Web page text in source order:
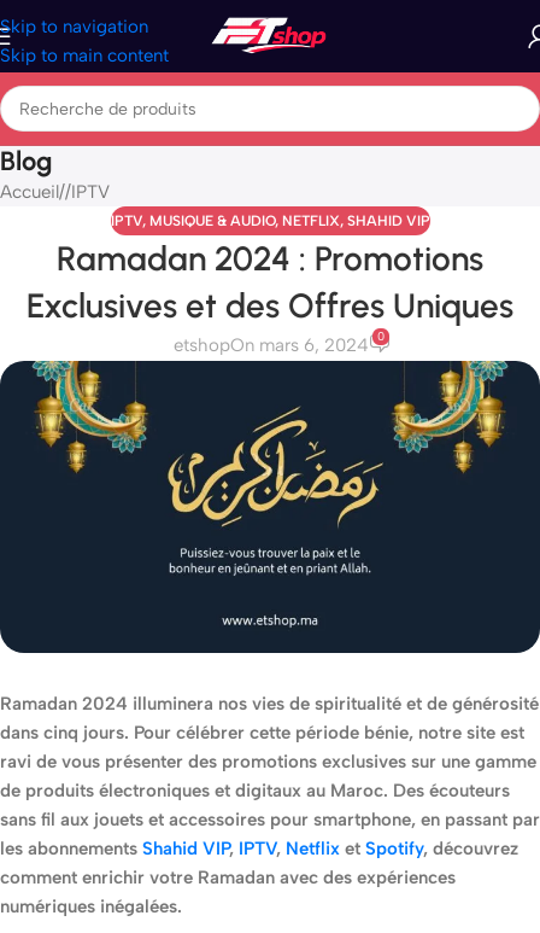
Skip to navigation
Skip to main content
Blog
Accueil/ IPTV
IPTV, MUSIQUE & AUDIO, NETFLIX, SHAHID VIP
Ramadan 2024 : Promotions
Exclusives et des Offres Uniques
etshopOn mars 6, 2024 0
Ramadan 2024 illuminera nos vies de spiritualité et de générosité
dans cinq jours. Pour célébrer cette période bénie, notre site est
ravi de vous présenter des promotions exclusives sur une gamme
de produits électroniques et digitaux au Maroc. Des écouteurs
sans fil aux jouets et accessoires pour smartphone, en passant par
les abonnements Shahid VIP, IPTV, Netflix et Spotify, découvrez
comment enrichir votre Ramadan avec des expériences
numériques inégalées.